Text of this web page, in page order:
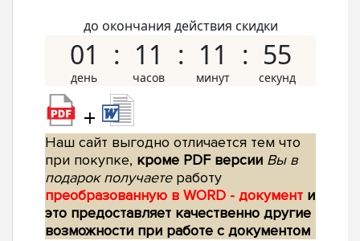
до окончания действия скидки
01 11 11 54
+
Наш сайт выгодно отличается тем что
при покупке, кроме PDF версии Вы в
подарок получаетеработу
преобразованную в WORD - документ и
это предоставляет качественно другие
возможности при работе с документом